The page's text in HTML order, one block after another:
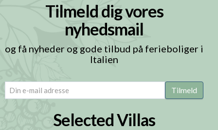
Tilmeld dig vores
nyhedsmail
og få nyheder og gode tilbud på ferieboliger i
Italien
email (Påkrævet) Tilmeld
Selected Villas